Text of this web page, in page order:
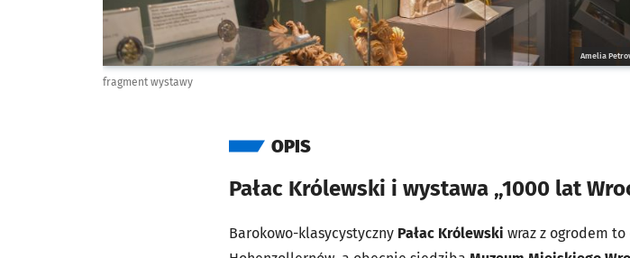
Amelia
fragment wystawy
OPIS
Pałac Królewski i wystawa „1000 lat
Barokowo-klasycystyczny Pałac Królewski wraz z ogrodem